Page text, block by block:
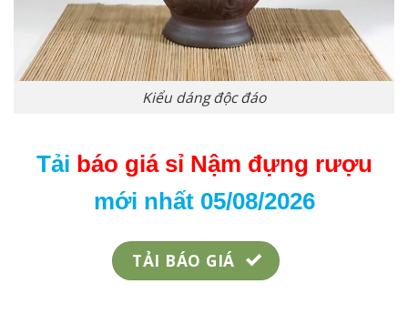
Kiểu dáng độc đáo
Tải báo giá sỉ Nậm đựng rượu
mới nhất 05/08/2026
TẢI BÁO GIÁ